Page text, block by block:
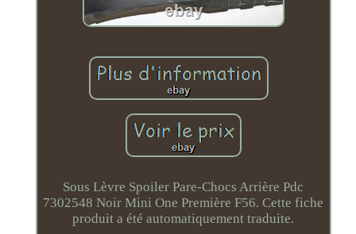
Sous Lèvre Spoiler Pare-Chocs Arrière Pdc
7302548 Noir Mini One Première F56. Cette fiche
produit a été automatiquement traduite.